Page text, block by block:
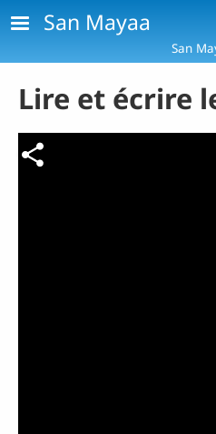
Aller au contenu principal
San Mayaa
San
Lire et écrire